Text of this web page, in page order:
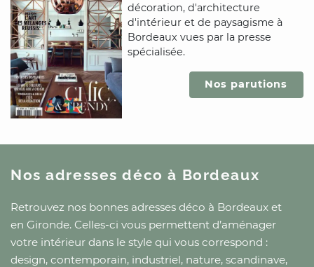
décoration, d'architecture
d'intérieur et de paysagisme à
Bordeaux vues par la presse
spécialisée.
Nos parutions
Nos adresses décoà Bordeaux
Retrouvez nos bonnes adresses déco à Bordeaux et
en Gironde. Celles-ci vous permettent d’aménager
votre intérieur dans le style qui vous correspond :
design, contemporain, industriel, nature, scandinave,